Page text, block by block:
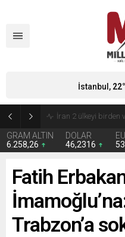
İran 2 ülkeyi birden
GRAM ALTIN
6.258,26
DOLAR
46,2316
İstanbul, 22
Fatih
Trabzon’a